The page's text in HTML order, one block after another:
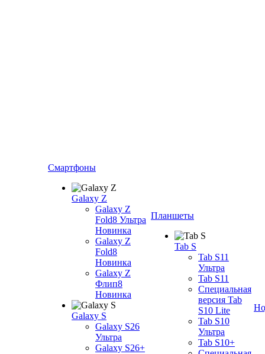
Смартфоны
Galaxy Z
Galaxy Z
Fold8 Ультра
Новинка
Galaxy Z
Fold8
Новинка
Galaxy Z
Флип8
Новинка
Galaxy S
Galaxy S26
Ультра
Galaxy S26+
Планшеты
Tab S
Tab S11
Ультра
Tab S11
Специальная
версия Tab
S10 Lite
Tab S10
Ультра
Tab S10+